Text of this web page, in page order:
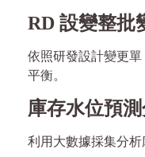
RD 設變整批
依照研發設計變更
平衡。
庫存水位預
利用大數據採集分